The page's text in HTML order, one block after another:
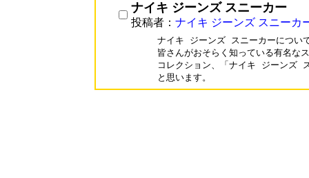
ナイキ ジーンズ スニーカー
投稿者： ナイキ ジーンズ スニーカ
ナイキ ジーンズ スニーカーについ
皆さんがおそらく知っている有名な
コレクション、「ナイキ ジーンズ
と思います。